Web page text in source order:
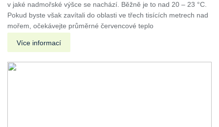
v jaké nadmořské výšce se nachází. Běžně je to nad 20 – 23 °C.
Pokud byste však zavítali do oblasti ve třech tisících metrech nad
mořem, očekávejte průměrné červencové teplo
Více informací